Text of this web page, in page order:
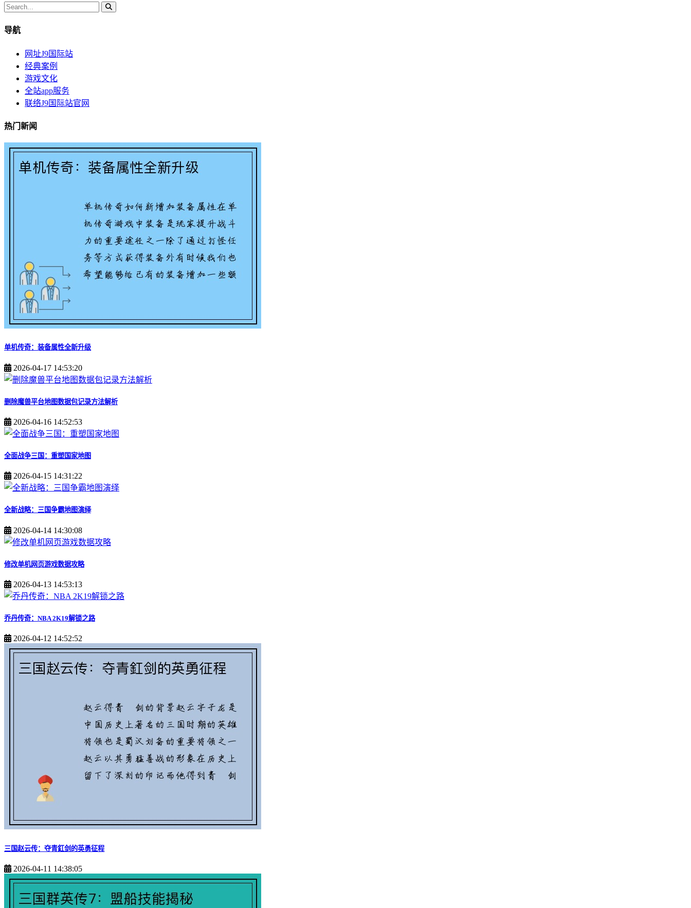
导航
网址J9国际站
经典案例
游戏文化
全站app服务
联络J9国际站官网
热门新闻
单机传奇：装备属性全新升级
2026-04-17 14:53:20
删除魔兽平台地图数据包记录方法解析
2026-04-16 14:52:53
全面战争三国：重塑国家地图
2026-04-15 14:31:22
全新战略：三国争霸地图演绎
2026-04-14 14:30:08
修改单机网页游戏数据攻略
2026-04-13 14:53:13
乔丹传奇：NBA 2K19解锁之路
2026-04-12 14:52:52
三国赵云传：夺青釭剑的英勇征程
2026-04-11 14:38:05